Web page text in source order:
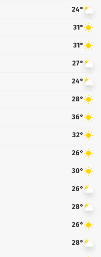
24°
31°
31°
27°
24°
28°
36°
32°
26°
30°
26°
28°
26°
28°